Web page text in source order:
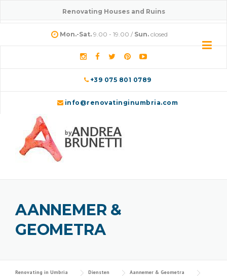
Renovating Houses and Ruins
Mon.-Sat. 9.00 - 19.00 / Sun. closed
+39 075 801 0789
info@renovatinginumbria.com
AANNEMER &
GEOMETRA
Renovating in Umbria Diensten Aannemer & Geometra